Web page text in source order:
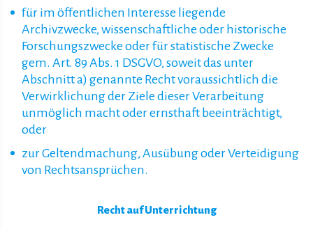
für im öffentlichen Interesse liegende
Archivzwecke, wissenschaftliche oder historische
Forschungszwecke oder für statistische Zwecke
gem. Art. 89 Abs. 1 DSGVO, soweit das unter
Abschnitt a) genannte Recht voraussichtlich die
Verwirklichung der Ziele dieser Verarbeitung
unmöglich macht oder ernsthaft beeinträchtigt,
oder
zur Geltendmachung, Ausübung oder Verteidigung
von Rechtsansprüchen.
Recht auf Unterrichtung